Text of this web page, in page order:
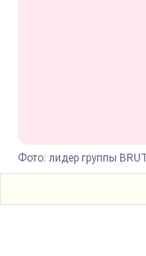
Фото: лидер группы